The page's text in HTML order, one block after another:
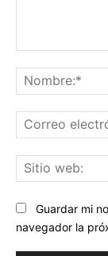
Guardar mi
navegador la